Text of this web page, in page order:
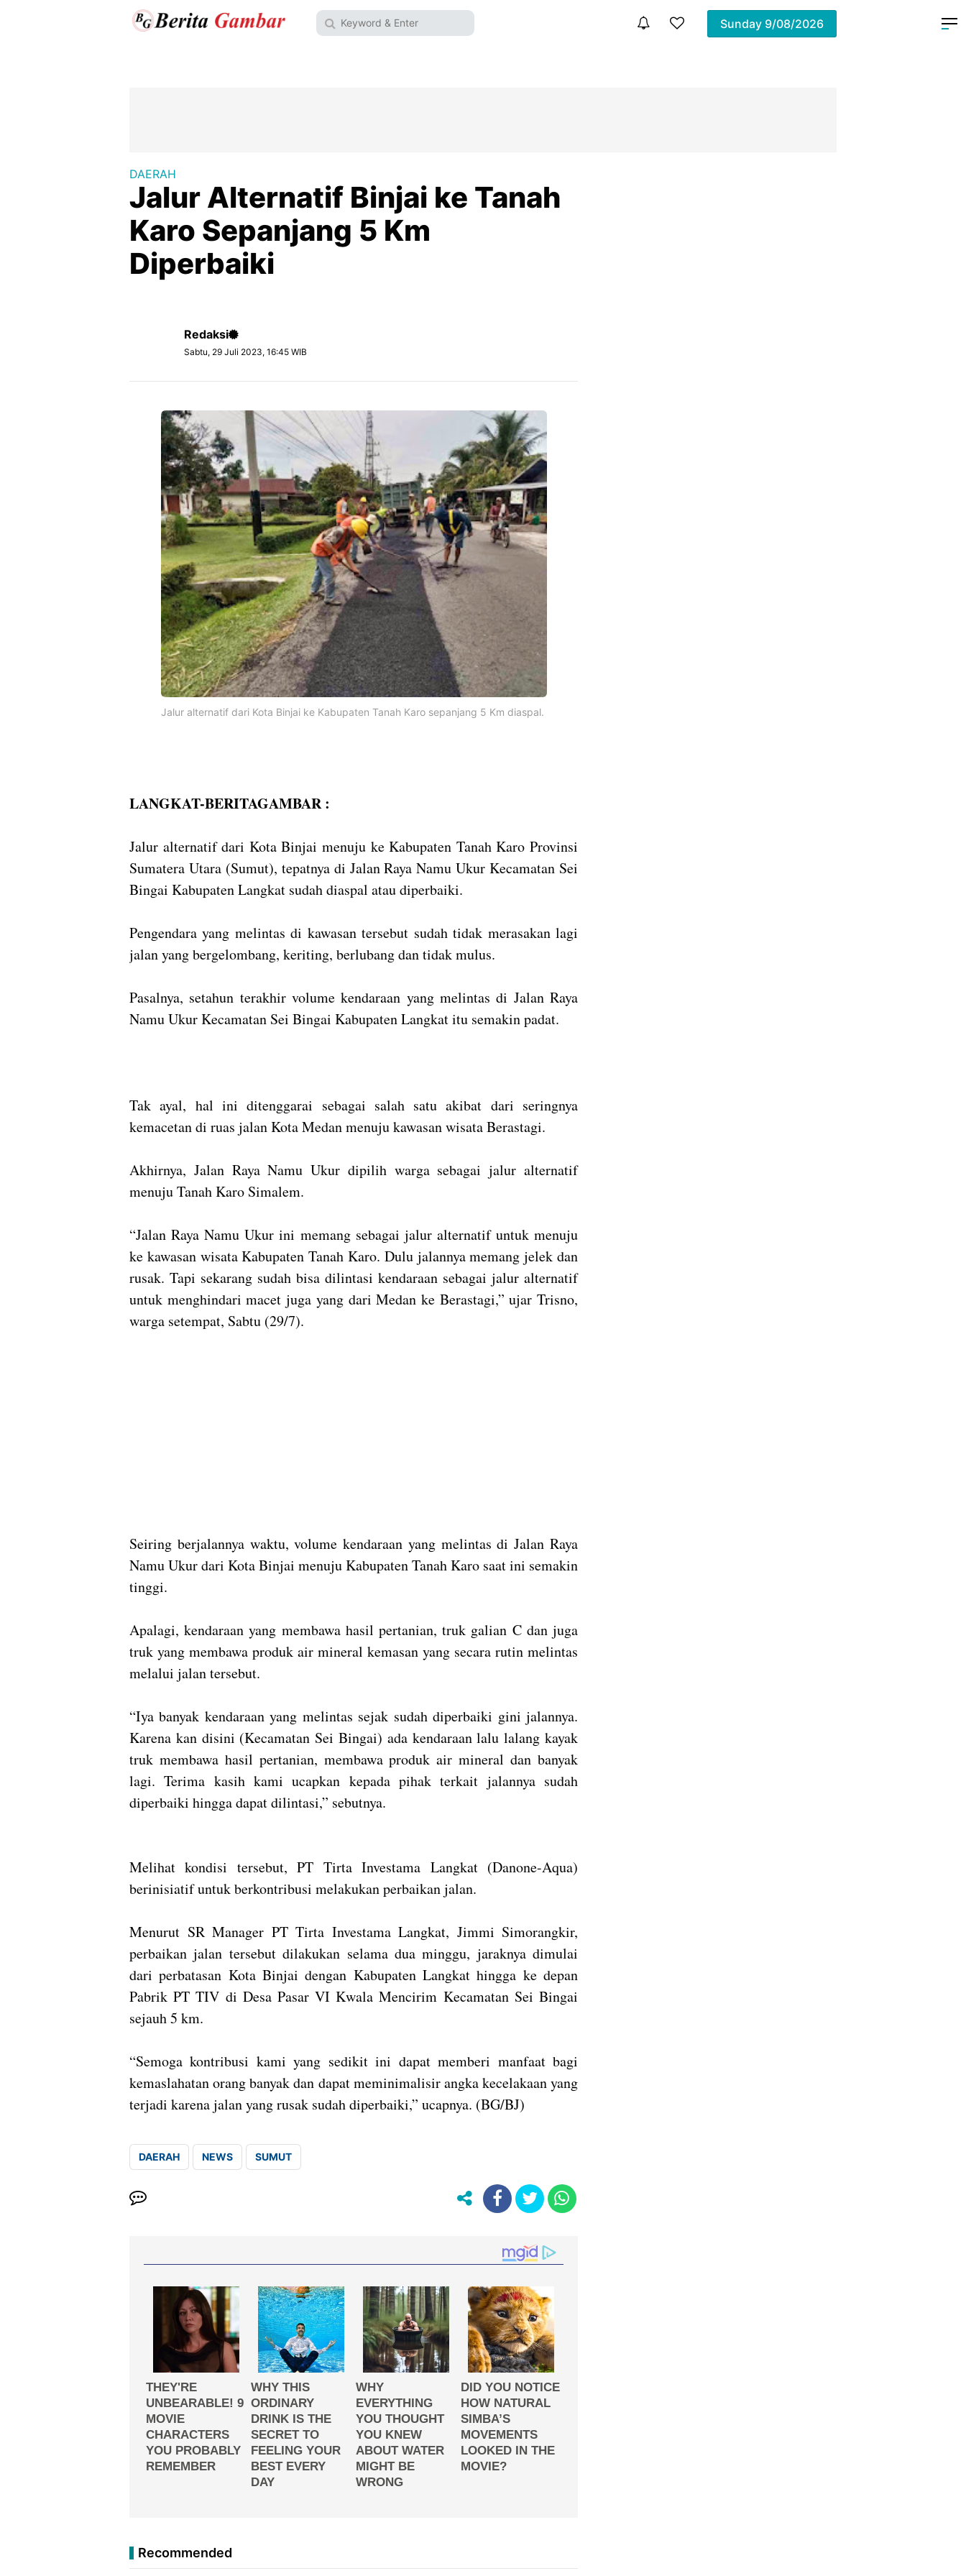
Sunday 9/08/2026
DAERAH
Jalur Alternatif Binjai ke Tanah
Karo Sepanjang 5 Km
Diperbaiki
Redaksi
Sabtu, 29 Juli 2023, 16:45 WIB
Jalur alternatif dari Kota Binjai ke Kabupaten Tanah Karo sepanjang 5 Km diaspal.
LANGKAT-BERITAGAMBAR :
Jalur alternatif dari Kota Binjai menuju ke Kabupaten Tanah Karo Provinsi
Sumatera Utara (Sumut), tepatnya di Jalan Raya Namu Ukur Kecamatan Sei
Bingai Kabupaten Langkat sudah diaspal atau diperbaiki.
Pengendara yang melintas di kawasan tersebut sudah tidak merasakan lagi
jalan yang bergelombang, keriting, berlubang dan tidak mulus.
Pasalnya, setahun terakhir volume kendaraan yang melintas di Jalan Raya
Namu Ukur Kecamatan Sei Bingai Kabupaten Langkat itu semakin padat.
Tak ayal, hal ini ditenggarai sebagai salah satu akibat dari seringnya
kemacetan di ruas jalan Kota Medan menuju kawasan wisata Berastagi.
Akhirnya, Jalan Raya Namu Ukur dipilih warga sebagai jalur alternatif
menuju Tanah Karo Simalem.
“Jalan Raya Namu Ukur ini memang sebagai jalur alternatif untuk menuju
ke kawasan wisata Kabupaten Tanah Karo. Dulu jalannya memang jelek dan
rusak. Tapi sekarang sudah bisa dilintasi kendaraan sebagai jalur alternatif
untuk menghindari macet juga yang dari Medan ke Berastagi,” ujar Trisno,
warga setempat, Sabtu (29/7).
Seiring berjalannya waktu, volume kendaraan yang melintas di Jalan Raya
Namu Ukur dari Kota Binjai menuju Kabupaten Tanah Karo saat ini semakin
tinggi.
Apalagi, kendaraan yang membawa hasil pertanian, truk galian C dan juga
truk yang membawa produk air mineral kemasan yang secara rutin melintas
melalui jalan tersebut.
“Iya banyak kendaraan yang melintas sejak sudah diperbaiki gini jalannya.
Karena kan disini (Kecamatan Sei Bingai) ada kendaraan lalu lalang kayak
truk membawa hasil pertanian, membawa produk air mineral dan banyak
lagi. Terima kasih kami ucapkan kepada pihak terkait jalannya sudah
diperbaiki hingga dapat dilintasi,” sebutnya.
Melihat kondisi tersebut, PT Tirta Investama Langkat (Danone-Aqua)
berinisiatif untuk berkontribusi melakukan perbaikan jalan.
Menurut SR Manager PT Tirta Investama Langkat, Jimmi Simorangkir,
perbaikan jalan tersebut dilakukan selama dua minggu, jaraknya dimulai
dari perbatasan Kota Binjai dengan Kabupaten Langkat hingga ke depan
Pabrik PT TIV di Desa Pasar VI Kwala Mencirim Kecamatan Sei Bingai
sejauh 5 km.
“Semoga kontribusi kami yang sedikit ini dapat memberi manfaat bagi
kemaslahatan orang banyak dan dapat meminimalisir angka kecelakaan yang
terjadi karena jalan yang rusak sudah diperbaiki,” ucapnya. (BG/BJ)
DAERAH NEWS SUMUT
Recommended